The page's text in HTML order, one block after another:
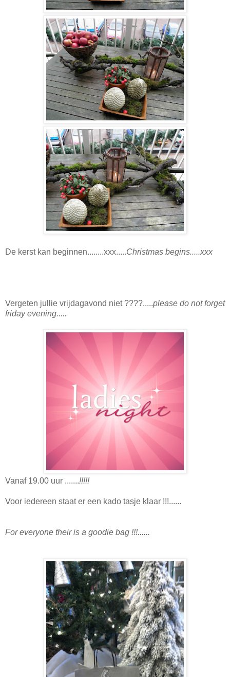
De kerst kan beginnen........xxx.....Christmas begins.....xxx
Vergeten jullie vrijdagavond niet ????.....please do not forget
friday evening.....
Vanaf 19.00 uur .......!!!!!
Voor iedereen staat er een kado tasje klaar !!!......
For everyone their is a goodie bag !!!......